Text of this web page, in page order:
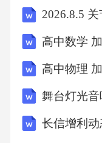
2026.8.5
高中物理
舞台灯光